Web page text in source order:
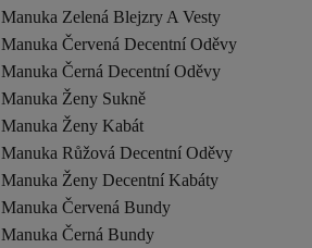
Manuka Zelená Blejzry A Vesty
Manuka Červená Decentní Oděvy
Manuka Černá Decentní Oděvy
Manuka Ženy Sukně
Manuka Ženy Kabát
Manuka Růžová Decentní Oděvy
Manuka Ženy Decentní Kabáty
Manuka Červená Bundy
Manuka Černá Bundy